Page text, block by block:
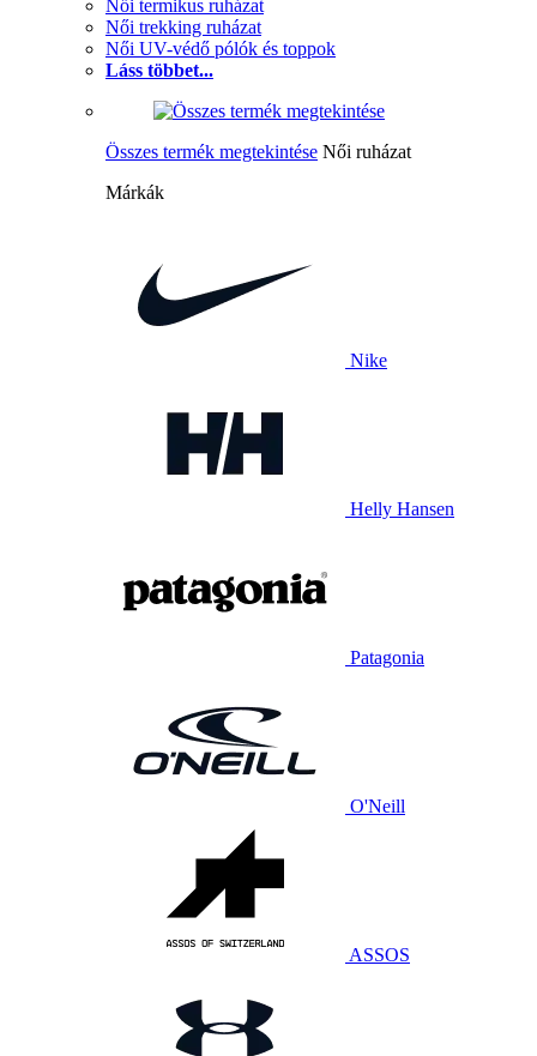
Női termikus ruházat
Női trekking ruházat
Női UV-védő pólók és toppok
Láss többet...
Összes termék megtekintése Női ruházat
Márkák
Nike
Helly Hansen
Patagonia
O'Neill
ASSOS